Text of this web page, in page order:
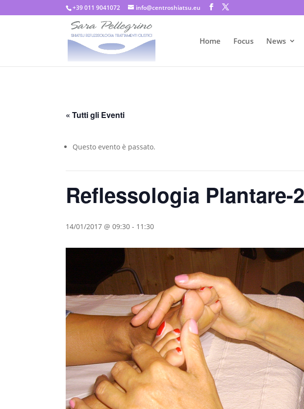
+39 011 9041072 info@centroshiatsu.eu
Home Focus News
« Tutti gli Eventi
Questo evento è passato.
Reflessologia Plantare-
14/01/2017 @ 09:30 - 11:30